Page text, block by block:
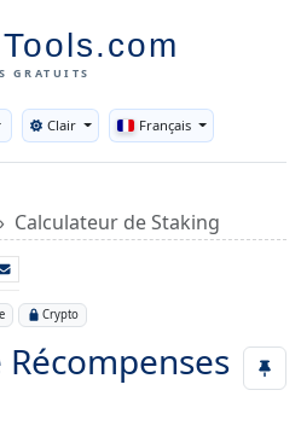
GRATUITS
Toggle theme
Clair Français
Calculateur de Staking
Crypto